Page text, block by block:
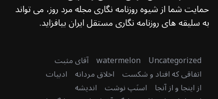
حمایت شما از شیوه روزنامه نگاری مجله مرد روز، می تواند
به سلیقه های روزنامه نگاری مستقل ایران بیافزاید.
Uncategorized
watermelon آقای مثبت
اتفاقی که افتاد و شکست اخلاق مردانه ادبیات
از اینجا و از آنجا اسنَپ نوشت اندیشه